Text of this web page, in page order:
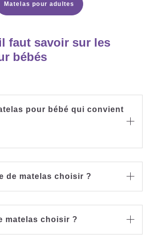
Matelas pour adultes
faut savoir sur les
bébés
pour bébé qui convient

de matelas choisir ? 
matelas choisir ? 